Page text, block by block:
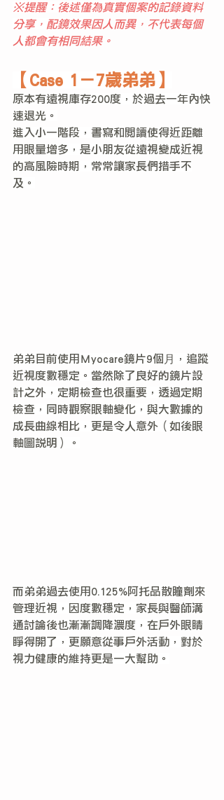
※提醒：後述僅為真實個案的記錄資料
分享，配鏡效果因人而異，不代表每個
人都會有相同結果。
【Case 1－7歲弟弟】
原本有遠視庫存200度，於過去一年內快
速退光。
進入小一階段，書寫和閱讀使得近距離
用眼量增多，是小朋友從遠視變成近視
的高風險時期，常常讓家長們措手不
及。
弟弟目前使用Ｍyocare鏡片9個月，追蹤
近視度數穩定。當然除了良好的鏡片設
計之外，定期檢查也很重要，透過定期
檢查，同時觀察眼軸變化，與大數據的
成長曲線相比，更是令人意外（如後眼
軸圖說明）。
而弟弟過去使用0.125%阿托品散瞳劑來
管理近視，因度數穩定，家長與醫師溝
通討論後也漸漸調降濃度，在戶外眼睛
睜得開了，更願意從事戶外活動，對於
視力健康的維持更是一大幫助。